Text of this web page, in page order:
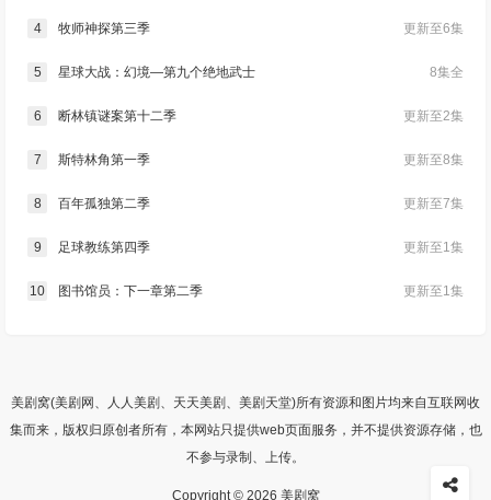
更新至6集
4 牧师神探第三季
8集全
5 星球大战：幻境—第九个绝地武士
更新至2集
6 断林镇谜案第十二季
更新至8集
7 斯特林角第一季
更新至7集
8 百年孤独第二季
更新至1集
9 足球教练第四季
更新至1集
10 图书馆员：下一章第二季
美剧窝(美剧网、人人美剧、天天美剧、美剧天堂)所有资源和图片均来自互联网收
集而来，版权归原创者所有，本网站只提供web页面服务，并不提供资源存储，也
不参与录制、上传。
Copyright © 2026 美剧窝